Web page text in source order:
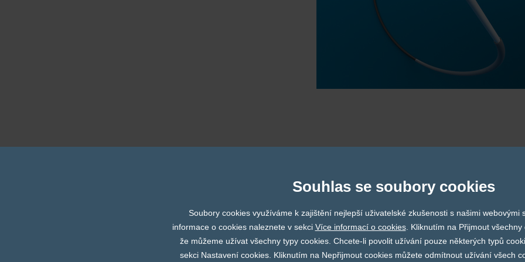
Abbott DIXImedical
Finapres
Souhlas se soubory cookies
Soubory cookies využíváme k zajištění nejlepší uživatelské zkušenosti s našimi webovými
informace o cookies naleznete v sekci Více informací o cookies. Kliknutím na Přijmout všechny
že můžeme užívat všechny typy cookies. Chcete-li povolit užívání pouze některých typů
sekci Nastavení cookies. Kliknutím na Nepřijmout cookies můžete odmítnout užívání všech